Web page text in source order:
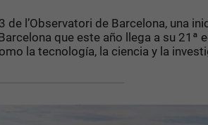
de l’Observatori de Barcelona, una
que este año llega a su
la tecnología, la ciencia y la